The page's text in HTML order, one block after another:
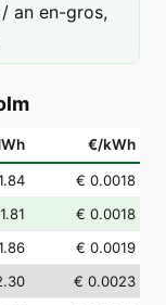
an en-gros,
€/kWh
€ 0.0018
€ 0.0018
€ 0.0019
€ 0.0023